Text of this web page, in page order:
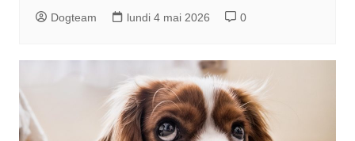
Dogteam lundi 4 mai 2026 0